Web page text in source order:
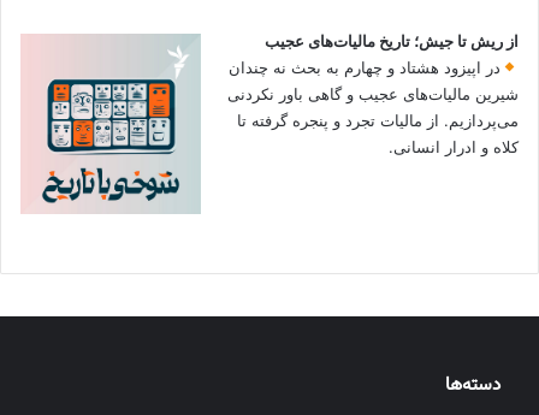
از ریش تا جیش؛ تاریخ مالیات‌های عجیب
در اپیزود هشتاد و چهارم به بحث نه چندان
شیرین مالیات‌های عجیب و گاهی باور نکردنی‌
می‌پردازیم. از مالیات تجرد و پنجره گرفته تا
کلاه و ادرار انسانی.
دسته‌ها